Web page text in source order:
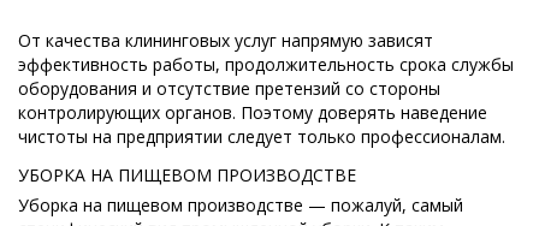
От качества клининговых услуг напрямую зависят
эффективность работы, продолжительность срока службы
оборудования и отсутствие претензий со стороны
контролирующих органов. Поэтому доверять наведение
чистоты на предприятии следует только профессионалам.
УБОРКА НА ПИЩЕВОМ ПРОИЗВОДСТВЕ
Уборка на пищевом производстве — пожалуй, самый